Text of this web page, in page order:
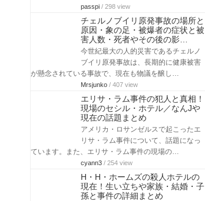
passpi / 298 view
チェルノブイリ原発事故の場所と
原因・象の足・被爆者の症状と被
害人数・死者やその後の影…
今世紀最大の人的災害であるチェルノ
ブイリ原発事故は、長期的に健康被害
が懸念されている事故で、現在も物議を醸し…
Mrsjunko / 407 view
エリサ・ラム事件の犯人と真相！
現場のセシル・ホテル／なんJや
現在の話題まとめ
アメリカ・ロサンゼルスで起こったエ
リサ・ラム事件について、話題になっ
ています。また、エリサ・ラム事件の現場の…
cyann3 / 254 view
H・H・ホームズの殺人ホテルの
現在！生い立ちや家族・結婚・子
孫と事件の詳細まとめ